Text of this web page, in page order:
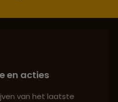
en acties
van het laatste